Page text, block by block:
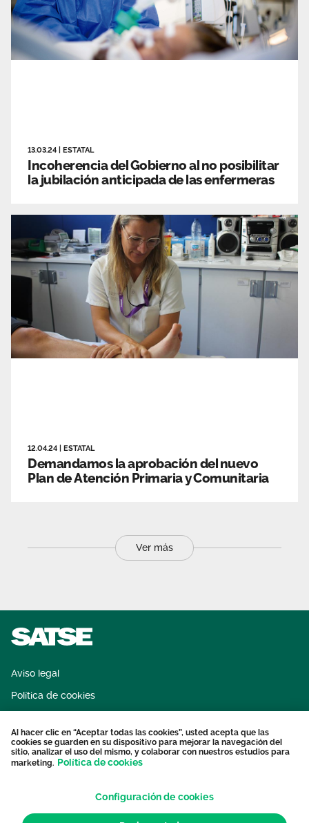
13.03.24 ESTATAL
Incoherencia del Gobierno al no posibilitar
la jubilación anticipada de las enfermeras
12.04.24 ESTATAL
Demandamos la aprobación del nuevo
Plan de Atención Primaria y Comunitaria
Ver más
Aviso legal
Política de cookies
Protección datos personales
Contacto
Al hacer clic en “Aceptar todas las cookies”, usted acepta que las
cookies se guarden en su dispositivo para mejorar la navegación del
sitio, analizar el uso del mismo, y colaborar con nuestros estudios para
marketing. Política de cookies
Configuración de cookies